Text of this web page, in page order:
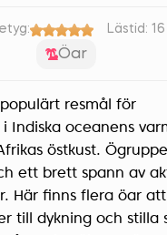
Lästid:
Öar
resmål för
Indiska oceanens
östkust.
ett brett spann av
Här finns flera öar
till dykning och stilla